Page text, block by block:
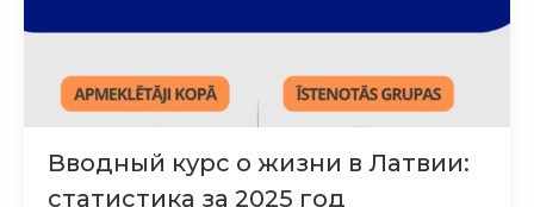
Вводный курс о жизни в Латвии:
статистика за 2025 год